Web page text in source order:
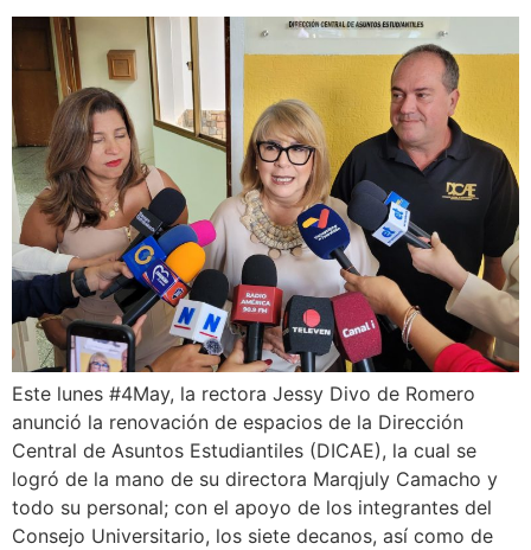
Este lunes #4May, la rectora Jessy Divo de Romero
anunció la renovación de espacios de la Dirección
Central de Asuntos Estudiantiles (DICAE), la cual se
logró de la mano de su directora Marqjuly Camacho y
todo su personal; con el apoyo de los integrantes del
Consejo Universitario, los siete decanos, así como de